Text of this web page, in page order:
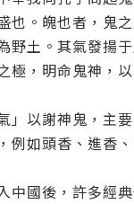
也。魄也者，鬼
野土。其氣發揚
極，明命鬼神，
」以謝神鬼，主
例如頭香、進香
中國後，許多經